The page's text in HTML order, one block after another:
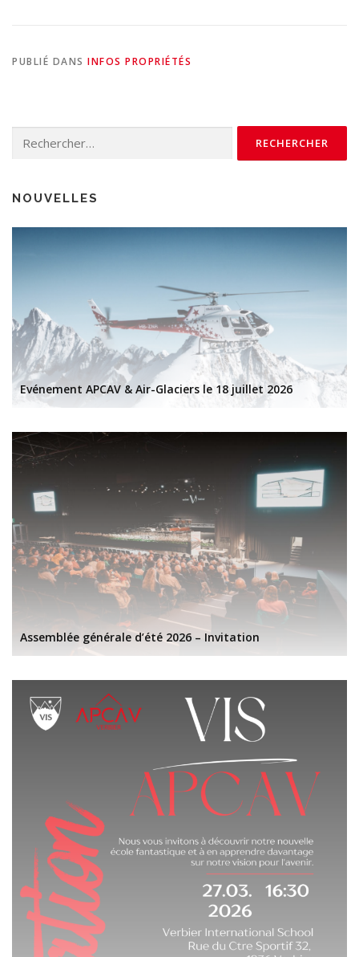
PUBLIÉ DANS INFOS PROPRIÉTÉS
NOUVELLES
Evénement APCAV & Air-Glaciers le 18 juillet 2026
Assemblée générale d’été 2026 – Invitation